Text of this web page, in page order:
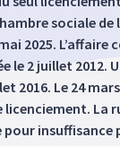
sociale
2025. L’affaire
le 2 juillet 2012.
2016. Le 24
licenciement. La
insuffisance